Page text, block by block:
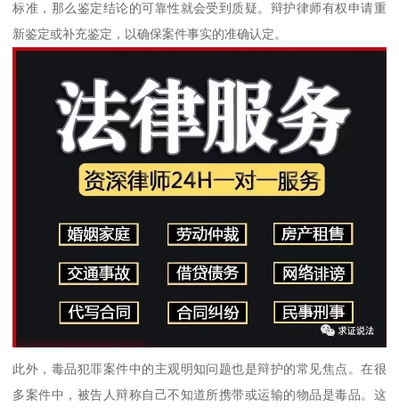
标准，那么鉴定结论的可靠性就会受到质疑。辩护律师有权申请重
新鉴定或补充鉴定，以确保案件事实的准确认定。
此外，毒品犯罪案件中的主观明知问题也是辩护的常见焦点。在很
多案件中，被告人辩称自己不知道所携带或运输的物品是毒品。这